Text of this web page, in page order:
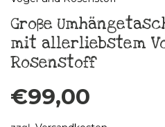
Große
mit allerliebstem
Rosenstoff
€99,00